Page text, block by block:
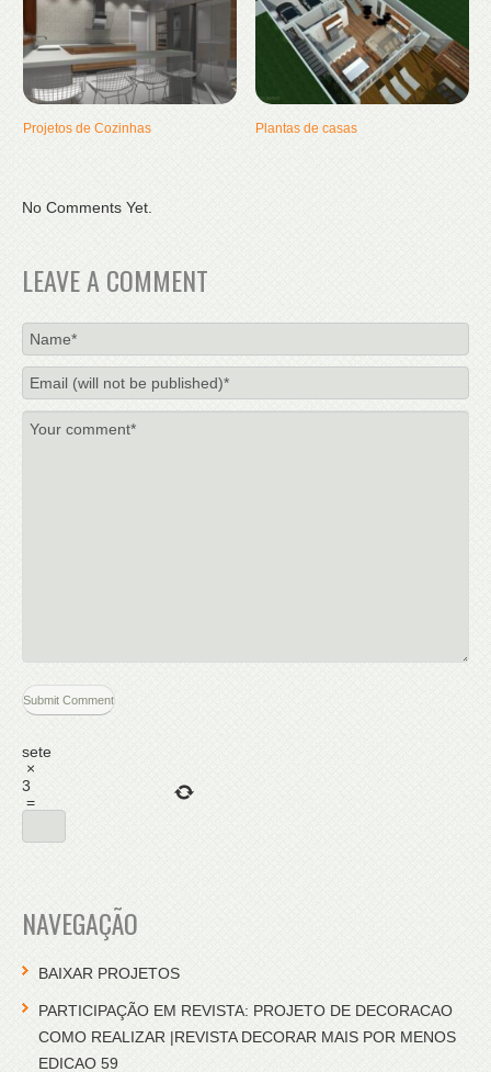
Projetos de Cozinhas Plantas de casas
No Comments Yet.
LEAVE A COMMENT
sete
×
3
=
NAVEGAÇÃO
BAIXAR PROJETOS
PARTICIPAÇÃO EM REVISTA: PROJETO DE DECORACAO
COMO REALIZAR |REVISTA DECORAR MAIS POR MENOS
EDICAO 59